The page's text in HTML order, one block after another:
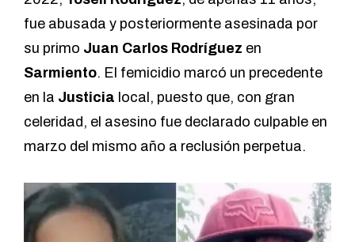
fue abusada y posteriormente asesinada por
su primo Juan Carlos Rodríguez en
Sarmiento. El femicidio marcó un precedente
en la Justicia local, puesto que, con gran
celeridad, el asesino fue declarado culpable en
marzo del mismo año a reclusión perpetua.